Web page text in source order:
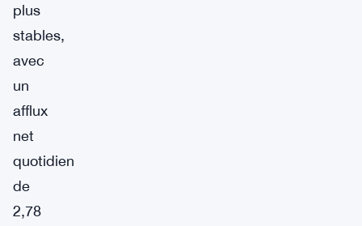
plus
stables,
avec
un
afflux
net
quotidien
de
2,78